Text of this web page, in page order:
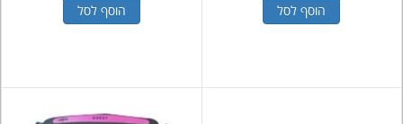
הוסף לסל הוסף לסל